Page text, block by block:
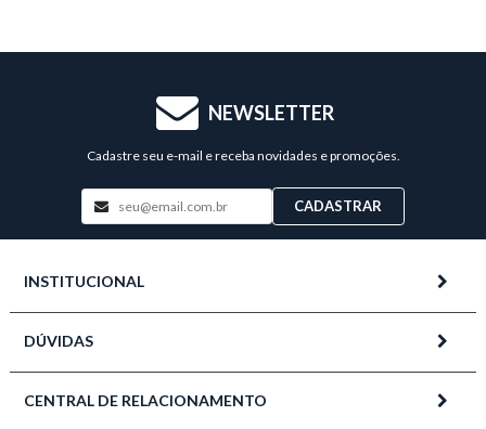
NEWSLETTER
Cadastre seu e-mail e receba novidades e promoções.
CADASTRAR
INSTITUCIONAL
DÚVIDAS
CENTRAL DE RELACIONAMENTO